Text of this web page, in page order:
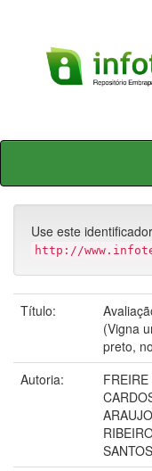
Skip
Use este
http://
Título:
(Vigna
preto,
Autoria: